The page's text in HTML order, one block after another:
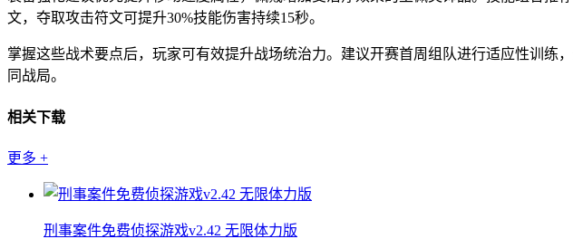
文，夺取攻击符文可提升30%技能伤害持续15秒。
掌握这些战术要点后，玩家可有效提升战场统治力。建议开赛首周组队进行适应性训
同战局。
相关下载
更多 +
刑事案件免费侦探游戏v2.42 无限体力版